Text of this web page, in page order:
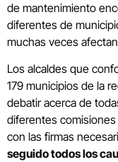
de mantenimiento
diferentes de
muchas veces
Los alcaldes que
179 municipios de la
debatir acerca de
diferentes
con las firmas
seguido todos los